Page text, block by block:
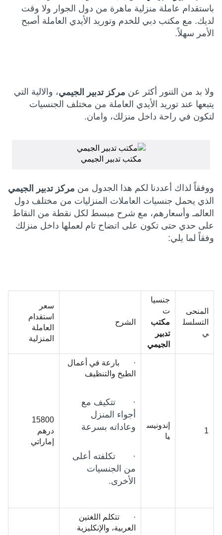
باستقدام عاملة منزلية ماهرة من دول الجوار ولا وقت
لديك. مع مكتب دبي للخدم وتوريد الأيدي العاملة أصبح
الأمر سهلاً.
ولا بد من التنور أكثر عن مركز تدبير الجيمي، والالية التي
يتبعها عند توريد الأيدي العاملة من مختلف الجنسيات
لتكون في راحة داخل منزلك، وامان.
مكتب تدبير الجيمي
ووفقاً لذاك أعددنا لكم هذا الجدول من مركز تدبير الجيمي
الذي يحمل جنسيات العاملات المنزليات من مختلف دول
العالمـ وأسعارهم، مع شرح مبسط لكل نقطة من النقاط
على حدي حتى تكون على اتضاح تام لعملها داخل منزلك
وفقاً لما يلي:
المنحى
التسلسل
ي
جنسيا
ت
مكتب
تدبير
الجيمي
الشرح
سعر
استقدام
العاملة
المنزلية
1
إندونيس
يا
· بارعة في أعمال
الطبخ والتنظيف
· تتكيف مع
أجواء المنزل
وعاداته بسرعة
· تكلفته أعلى
من الجنسيات
الأخرى.
15800
درهم
إماراتي
· تتكلم اللغتين
العربية، والإنكليزية